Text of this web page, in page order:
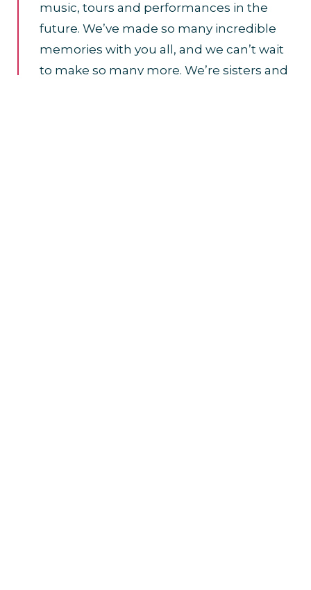
music, tours and performances in the
future. We’ve made so many incredible
memories with you all, and we can’t wait
to make so many more. We’re sisters and